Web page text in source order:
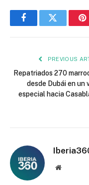
FacebookTwitter
PREVIOUS
Repatriados 270
desde Dubái en un
especial hacia
Website